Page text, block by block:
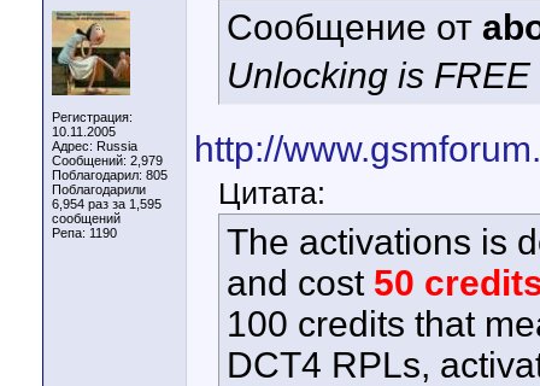
Регистрация:
10.11.2005
Адрес: Russia
Сообщений: 2,979
Поблагодарил: 805
Поблагодарили
6,954 раз за 1,595
сообщений
Репа: 1190
Сообщение от
Unlocking is FREE
http://
Цитата:
The activations is
and cost 50
100 credits that
DCT4 RPLs,